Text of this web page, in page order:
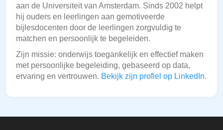
aan de Universiteit van Amsterdam. Sinds 2002 helpt
hij ouders en leerlingen aan gemotiveerde
bijlesdocenten door de leerlingen zorgvuldig te
matchen en persoonlijk te begeleiden.
Zijn missie: onderwijs toegankelijk en effectief maken
met persoonlijke begeleiding, gebaseerd op data,
ervaring en vertrouwen. Bekijk zijn profiel op LinkedIn.